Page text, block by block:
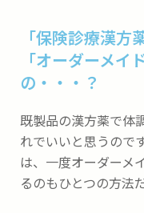
「保険診療漢
「オーダーメイ
の・・・？
既製品の漢方薬で体
れでいいと思うので
は、一度オーダーメ
るのもひとつの方法